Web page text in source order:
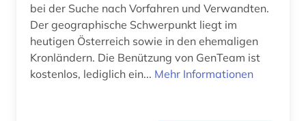
bei der Suche nach Vorfahren und Verwandten.
Der geographische Schwerpunkt liegt im
heutigen Österreich sowie in den ehemaligen
Kronländern. Die Benützung von GenTeam ist
kostenlos, lediglich ein... Mehr Informationen